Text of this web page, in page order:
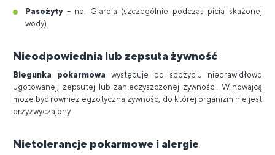
Pasożyty– np. Giardia (szczególnie podczas picia skażonej
wody).
Nieodpowiednia lub zepsuta żywność
Biegunka pokarmowa występuje po spożyciu nieprawidłowo
ugotowanej, zepsutej lub zanieczyszczonej żywności. Winowajcą
może być również egzotyczna żywność, do której organizm nie jest
przyzwyczajony.
Nietolerancje pokarmowe i alergie